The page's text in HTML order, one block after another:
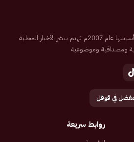
صحيفة إلكترونية سعودية تم تأسيسها عام 2007م تهتم بنشر الأخبار المحلية
ومصداقية وموضوعية
في قوقل
روابط سريعة